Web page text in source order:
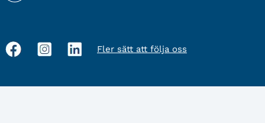
Sociala
Fler sätt att följa oss